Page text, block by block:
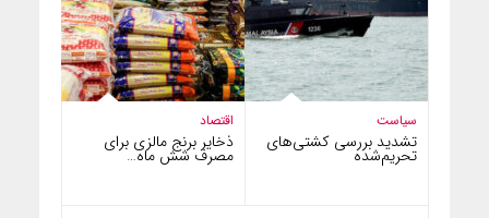
اقتصاد
ذخایر برنج مالزی برای
مصرف شش ماه…
سیاست
تشدید بررسی کشتی‌های
تحریم‌شده